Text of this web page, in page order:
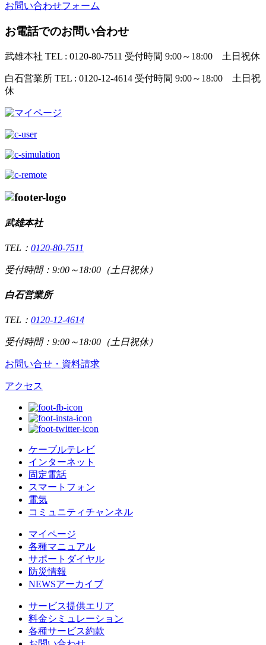
お問い合わせフォーム
お電話でのお問い合わせ
武雄本社 TEL : 0120-80-7511 受付時間 9:00～18:00 土日祝休
白石営業所 TEL : 0120-12-4614 受付時間 9:00～18:00 土日祝
休
武雄本社
TEL： 0120-80-7511
受付時間：9:00～18:00（土日祝休）
白石営業所
TEL： 0120-12-4614
受付時間：9:00～18:00（土日祝休）
お問い合せ・資料請求
アクセス
ケーブルテレビ
インターネット
固定電話
スマートフォン
電気
コミュニティチャンネル
マイページ
各種マニュアル
サポートダイヤル
防災情報
NEWSアーカイブ
サービス提供エリア
料金シミュレーション
各種サービス約款